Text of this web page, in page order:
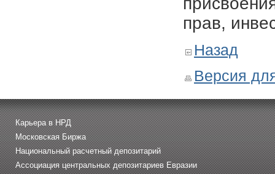
прав,
Назад
Версия
Карьера в НРД
Московская Биржа
Национальный расчетный депозитарий
Ассоциация центральных депозитариев Евразии